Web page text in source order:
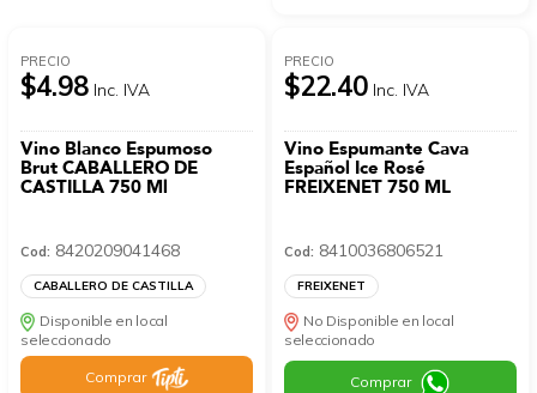
PRECIO
$4.98 Inc. IVA
Vino Blanco Espumoso
Brut CABALLERO DE
CASTILLA 750 Ml
Cod: 8420209041468
CABALLERO DE CASTILLA
Disponible en local
seleccionado
Comprar
PRECIO
$22.40 Inc. IVA
Vino Espumante Cava
Español Ice Rosé
FREIXENET 750 ML
Cod: 8410036806521
FREIXENET
No Disponible en local
seleccionado
Comprar